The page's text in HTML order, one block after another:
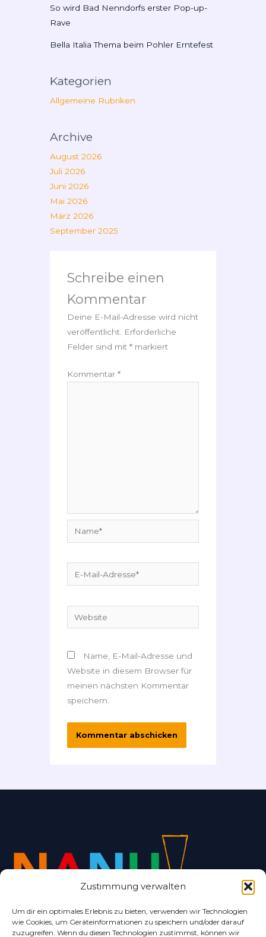
Zustimmung verwalten
Um dir ein optimales Erlebnis zu bieten, verwenden wir Technologien
wie Cookies, um Geräteinformationen zu speichern und/oder darauf
zuzugreifen. Wenn du diesen Technologien zustimmst, können wir
So wird Bad Nenndorfs erster Pop-up-
Rave
Bella Italia Thema beim Pohler Erntefest
Kategorien
Allgemeine Rubriken
Archive
August 2026
Juli 2026
Juni 2026
Mai 2026
März 2026
September 2025
Schreibe einen
Kommentar
Deine E-Mail-Adresse wird nicht
veröffentlicht.
Erforderliche
Felder sind mit* markiert
Kommentar*
Mail-
Website
Name, E-Mail-Adresse und
Website in diesem Browser für
meinen nächsten Kommentar
speichern.
Alles rund um Bad Nenndorf und Umgebung.